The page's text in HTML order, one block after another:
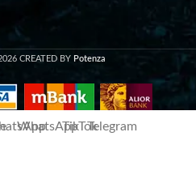
CREATED BY Potenza
WhatsAppTikTokTelegram